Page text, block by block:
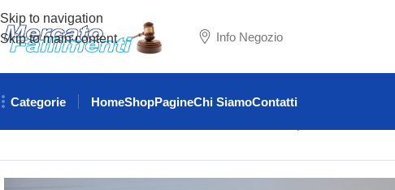
Skip to navigation
Skip to main content
Info Negozio
Categorie HomeShopPagineChi SiamoContatti